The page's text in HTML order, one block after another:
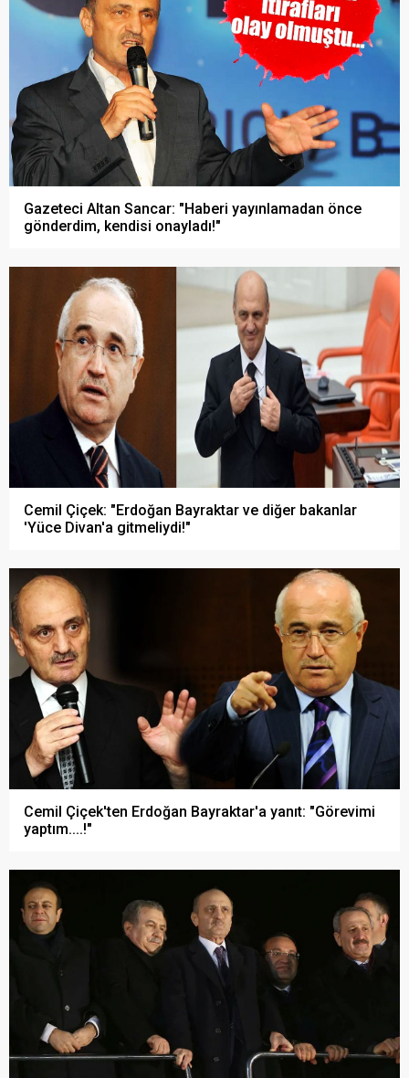
Gazeteci Altan Sancar: "Haberi yayınlamadan önce
gönderdim, kendisi onayladı!"
Cemil Çiçek: "Erdoğan Bayraktar ve diğer bakanlar
'Yüce Divan'a gitmeliydi!"
Cemil Çiçek'ten Erdoğan Bayraktar'a yanıt: "Görevimi
yaptım....!"